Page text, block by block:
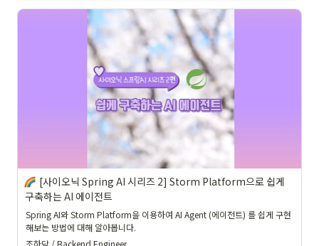
[사이오닉 Spring AI 시리즈 2] Storm Platform으로 쉽게
구축하는 AI 에이전트
Spring AI와 Storm Platform을 이용하여 AI Agent (에이전트) 를 쉽게 구현
해보는 방법에 대해 알아봅니다.
조하담 / Backend Engineer